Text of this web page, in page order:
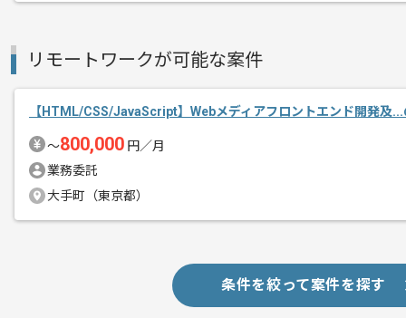
プロジェクトは長期を想定しており、
中長期的に腰をすえての参画を希望さ
リモートワークが可能な案件
【HTML/CSS/JavaScript】Webメディアフロントエンド開発及
〜800,000 円／月
業務委託
大手町（東京都）
条件を絞って案件を探す